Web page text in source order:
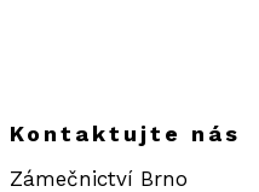
Kontaktujte nás
Zámečnictví Brno